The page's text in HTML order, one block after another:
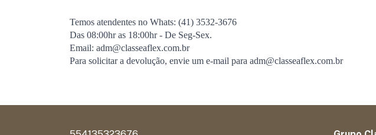
Temos atendentes no Whats: (41) 3532-3676
Das 08:00hr as 18:00hr - De Seg-Sex.
Email: adm@classeaflex.com.br
Para solicitar a devolução, envie um e-mail para adm@classeaflex.com.br